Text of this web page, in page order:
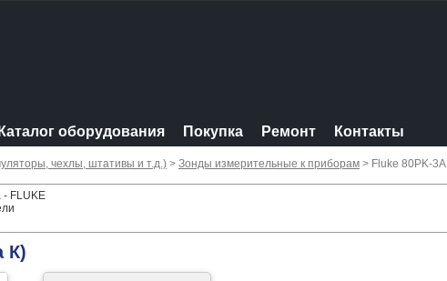
Каталог оборудования Покупка Ремонт Контакты
чехлы, штативы и т.д.) > Зонды измерительные к приборам > Fluke 80PK-3A
- FLUKE
К)